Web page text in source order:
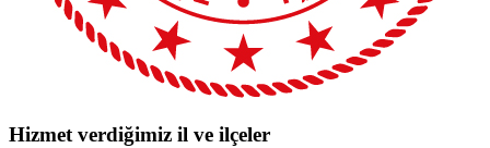
Hizmet verdiğimiz il ve ilçeler